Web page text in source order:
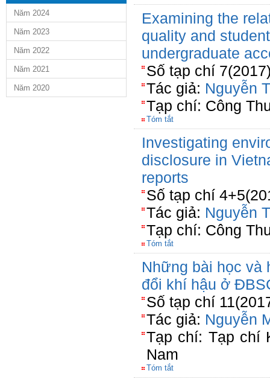
Năm 2024
Năm 2023
Năm 2022
Năm 2021
Năm 2020
Examining the
quality and
undergraduate
Số tạp chí
Tác giả: Nguyễn
Tạp chí: Công
Tóm tắt
Investigating
disclosure in
reports
Số tạp chí
Tác giả: Nguyễn
Tạp chí: Công
Tóm tắt
Những bài học và
đổi khí hậu ở
Số tạp chí
Tác giả: Nguyễn
Tạp chí: Tạp chí
Nam
Tóm tắt